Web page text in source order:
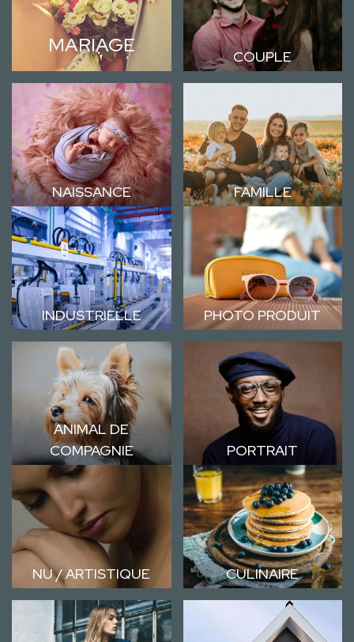
MARIAGE COUPLE
NAISSANCE
INDUSTRIELLE
FAMILLE
PHOTO PRODUIT
ANIMAL DE
COMPAGNIE
NU / ARTISTIQUE
PORTRAIT
CULINAIRE